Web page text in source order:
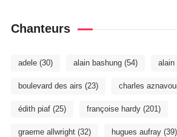
Chanteurs
adele(30) alain bashung(54) alain
boulevard des airs (23) charles
édith piaf(25) françoise hardy(201)
graeme allwright(32) hugues aufray(39)